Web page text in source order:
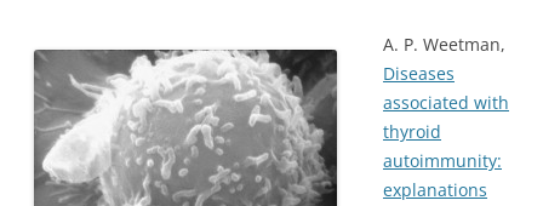
A. P. Weetman,
Diseases
associated with
thyroid
autoimmunity:
explanations